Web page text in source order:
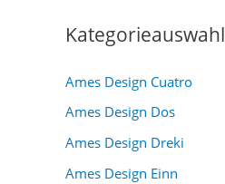
Kategorieauswahl
Ames Design Cuatro
Ames Design Dos
Ames Design Dreki
Ames Design Einn